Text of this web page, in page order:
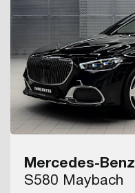
Mercedes-Benz
S580 Maybach